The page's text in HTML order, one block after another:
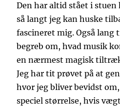
Den har altid stået i
så langt jeg kan huske
fascineret mig. Også lang
begreb om, hvad musik
en nærmest magisk
Jeg har tit prøvet på at
hvor jeg bliver bevidst
speciel størrelse, hvis